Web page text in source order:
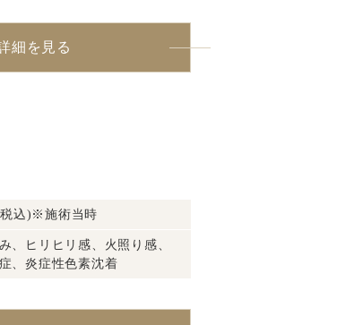
細を見る
込)※施術当時
、ヒリヒリ感、火照り感、
、炎症性色素沈着